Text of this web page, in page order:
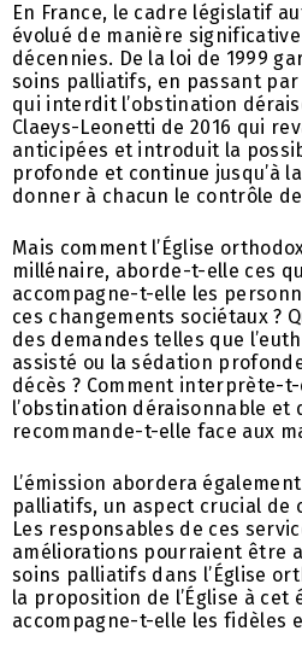
En France, le cadre législatif
évolué de manière
décennies. De la loi de 1999
soins palliatifs, en passant par
qui interdit l’obstination
Claeys-Leonetti de 2016 qui
anticipées et introduit la
profonde et continue jusqu’à
donner à chacun le contrôle
Mais comment l’Église
millénaire, aborde-t-elle ces
accompagne-t-elle les
ces changements sociétaux ?
des demandes telles que
assisté ou la sédation
décès ? Comment interprète-
l’obstination déraisonnable et
recommande-t-elle face aux
L’émission abordera
palliatifs, un aspect crucial de
Les responsables de ces
améliorations pourraient être
soins palliatifs dans l’Église
la proposition de l’Église à cet
accompagne-t-elle les fidèles